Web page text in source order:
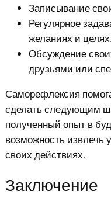
Записывание
Регулярное
желаниях и целях.
Обсуждение
друзьями или
Саморефлексия
сделать следующим
полученный опыт в
возможность извлечь
своих действиях.
Заключение